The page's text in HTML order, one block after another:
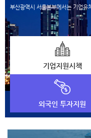
부산광역시 서울본부에서는 기업유
기업지원시책
외국인 투자지원